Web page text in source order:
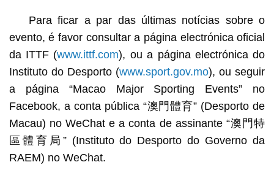
Para ficar a par das últimas notícias sobre o
evento, é favor consultar a página electrónica oficial
da ITTF (www.ittf.com), ou a página electrónica do
Instituto do Desporto (www.sport.gov.mo), ou seguir
a página “Macao Major Sporting Events” no
Facebook, a conta pública “澳門體育” (Desporto de
Macau) no WeChat e a conta de assinante “澳門特
區體育局” (Instituto do Desporto do Governo da
RAEM) no WeChat.